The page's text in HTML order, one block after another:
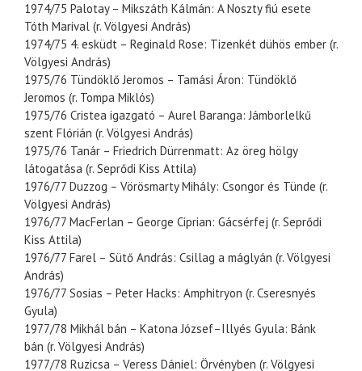
1974/75 Palotay – Mikszáth Kálmán: A Noszty fiú esete
Tóth Marival (r. Völgyesi András)
1974/75 4. esküdt – Reginald Rose: Tizenkét dühös ember (r.
Völgyesi András)
1975/76 Tündöklő Jeromos – Tamási Áron: Tündöklő
Jeromos (r. Tompa Miklós)
1975/76 Cristea igazgató – Aurel Baranga: Jámborlelkű
szent Flórián (r. Völgyesi András)
1975/76 Tanár – Friedrich Dürrenmatt: Az öreg hölgy
látogatása (r. Seprődi Kiss Attila)
1976/77 Duzzog – Vörösmarty Mihály: Csongor és Tünde (r.
Völgyesi András)
1976/77 MacFerlan – George Ciprian: Gácsérfej (r. Seprődi
Kiss Attila)
1976/77 Farel – Sütő András: Csillag a máglyán (r. Völgyesi
András)
1976/77 Sosias – Peter Hacks: Amphitryon (r. Cseresnyés
Gyula)
1977/78 Mikhál bán – Katona József–Illyés Gyula: Bánk
bán (r. Völgyesi András)
1977/78 Ruzicsa – Veress Dániel: Örvényben (r. Völgyesi